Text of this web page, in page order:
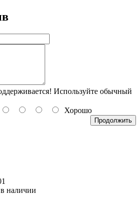
Используйте обычный
Хорошо
Продолжить
наличии